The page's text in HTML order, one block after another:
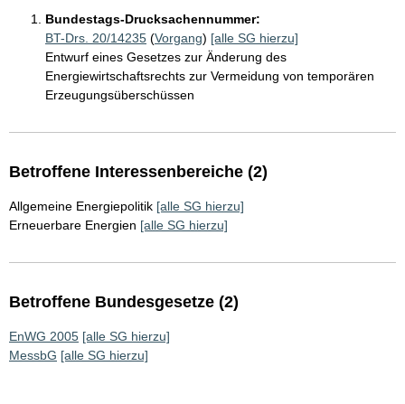
Bundestags-Drucksachennummer:
BT-Drs. 20/14235 (Vorgang) [alle SG hierzu]
Entwurf eines Gesetzes zur Änderung des
Energiewirtschaftsrechts zur Vermeidung von temporären
Erzeugungsüberschüssen
Betroffene Interessenbereiche (2)
Allgemeine Energiepolitik [alle SG hierzu]
Erneuerbare Energien [alle SG hierzu]
Betroffene Bundesgesetze (2)
EnWG 2005 [alle SG hierzu]
MessbG [alle SG hierzu]